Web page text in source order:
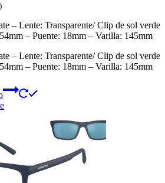
– Lente: Transparente/ Clip de sol verde
– Puente: 18mm – Varilla: 145mm
– Lente: Transparente/ Clip de sol verde
– Puente: 18mm – Varilla: 145mm